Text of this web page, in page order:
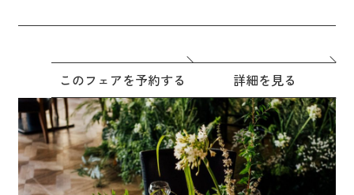
このフェアを予約する 詳細を見る